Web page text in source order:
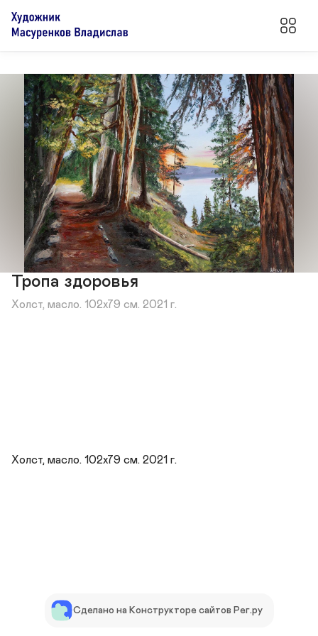
Тропа здоровья
Холст, масло. 102х79 см. 2021 г.
Холст, масло. 102х79 см. 2021 г.
Сделано на Конструкторе сайтов Рег.ру